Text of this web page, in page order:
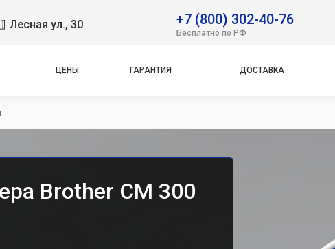
Лесная ул., 30 +7 (800) 302-40-76
Бесплатно по РФ
ЦЕНЫ ГАРАНТИЯ ДОСТАВКА
Brother CM 300